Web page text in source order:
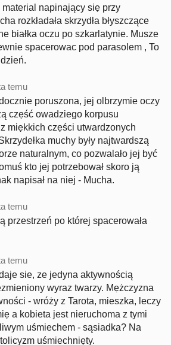
material napinający siẹ przy
rozkładała skrzydła błyszczące
białka oczu po szkarlatynie. Musze
spacerowac pod parasolem , To
temu
poruszona, jej olbrzymie oczy
czẹść owadziego korpusu
miẹkkich czẹści utwardzonych
muchy były najtwardszą
naturalnym, co pozwalało jej być
kto jej potrzebował skoro ją
napisał na niej - Mucha.
temu
przestrzeń po której spacerowała
temu
sie, ze jedyna aktywnością
wyraz twarzy. Mẹżczyzna
- wróży z Tarota, mieszka, leczy
a kobieta jest nieruchoma z tymi
uśmiechem - sąsiadka? Na
uśmiechniẹty.